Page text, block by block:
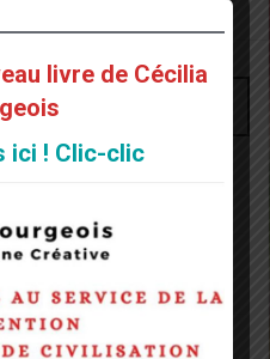
livre de Cécilia
ici ! Clic-clic